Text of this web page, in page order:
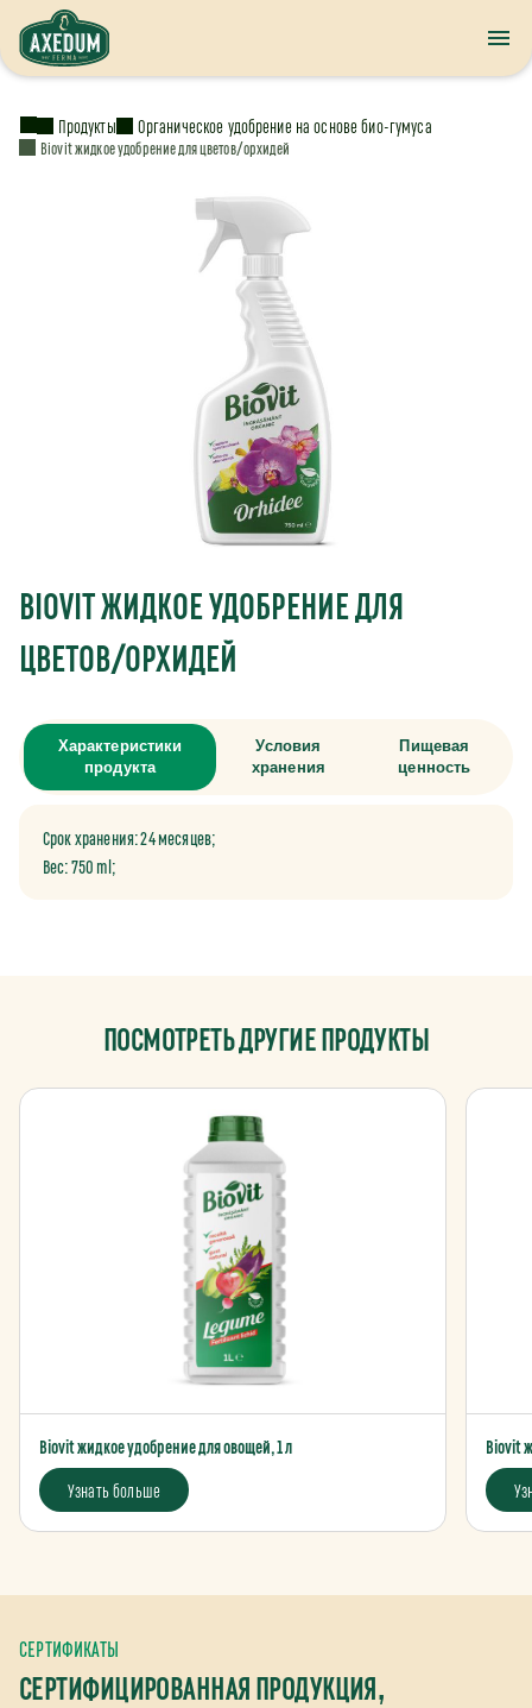
Продукты Органическое удобрение на основе био-гумуса
Biovit жидкое удобрение для цветов/орхидей
BIOVIT ЖИДКОЕ УДОБРЕНИЕ ДЛЯ
ЦВЕТОВ/ОРХИДЕЙ
Характеристики
продукта
Условия
хранения
Пищевая
ценность
Срок хранения: 24 месяцев;
Вес: 750 ml;
ПОСМОТРЕТЬ ДРУГИЕ ПРОДУКТЫ
Biovit жидкое удобрение для овощей, 1 л
Узнать больше
Biovit
СЕРТИФИКАТЫ
СЕРТИФИЦИРОВАННАЯ ПРОДУКЦИЯ,